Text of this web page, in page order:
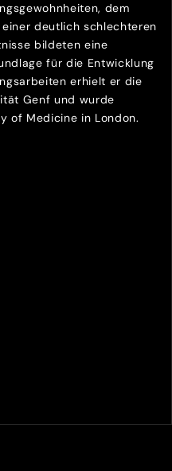
dem
deutlich schlechteren
bildeten eine
für die Entwicklung
erhielt er die
Genf und wurde
of Medicine in London.